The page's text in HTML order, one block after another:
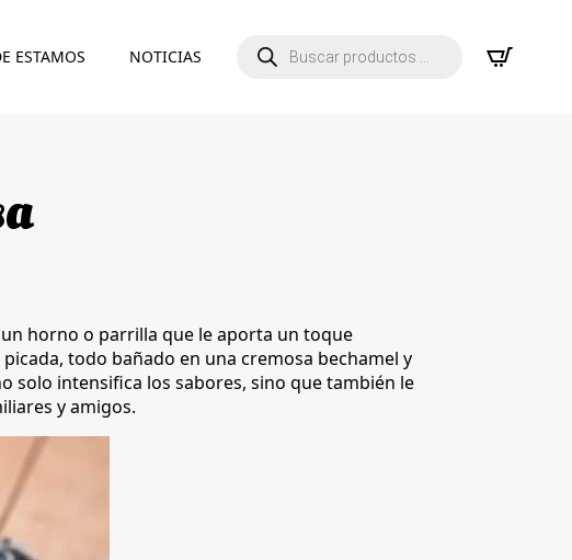
ESTAMOS NOTICIAS
horno o parrilla que le aporta un toque
todo bañado en una cremosa bechamel y
solo intensifica los sabores, sino que también le
y amigos.